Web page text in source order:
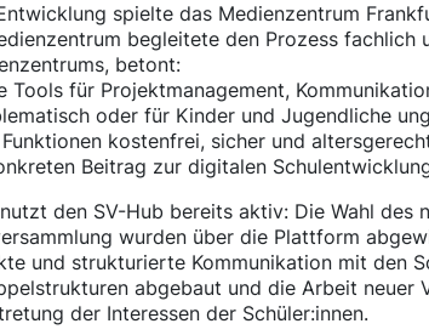
spielte das Medienzentrum
begleitete den Prozess fachlich
betont:
für Projektmanagement,
oder für Kinder und Jugendliche
kostenfrei, sicher und
Beitrag zur digitalen
den SV-Hub bereits aktiv: Die Wahl des
wurden über die Plattform
und strukturierte Kommunikation mit den
abgebaut und die Arbeit neuer
der Interessen der Schüler:innen.